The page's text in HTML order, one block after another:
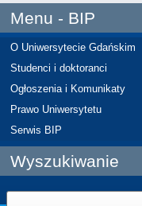
Menu - BIP
O Uniwersytecie Gdańskim
Studenci i doktoranci
Ogłoszenia i Komunikaty
Prawo Uniwersytetu
Serwis BIP
Wyszukiwanie